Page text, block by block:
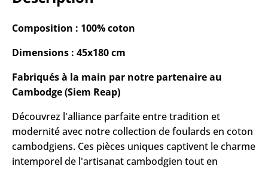
Composition : 100% coton
Dimensions : 45x180 cm
Fabriqués à la main par notre partenaire au
Cambodge (Siem Reap)
Découvrez l'alliance parfaite entre tradition et
modernité avec notre collection de foulards en coton
cambodgiens. Ces pièces uniques captivent le charme
intemporel de l'artisanat cambodgien tout en